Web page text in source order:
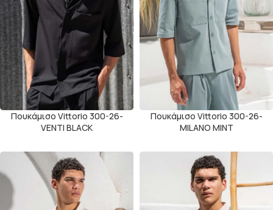
Πουκάμισο Vittorio 300-26-
VENTI BLACK
Πουκάμισο Vittorio 300-26-
MILANO MINT